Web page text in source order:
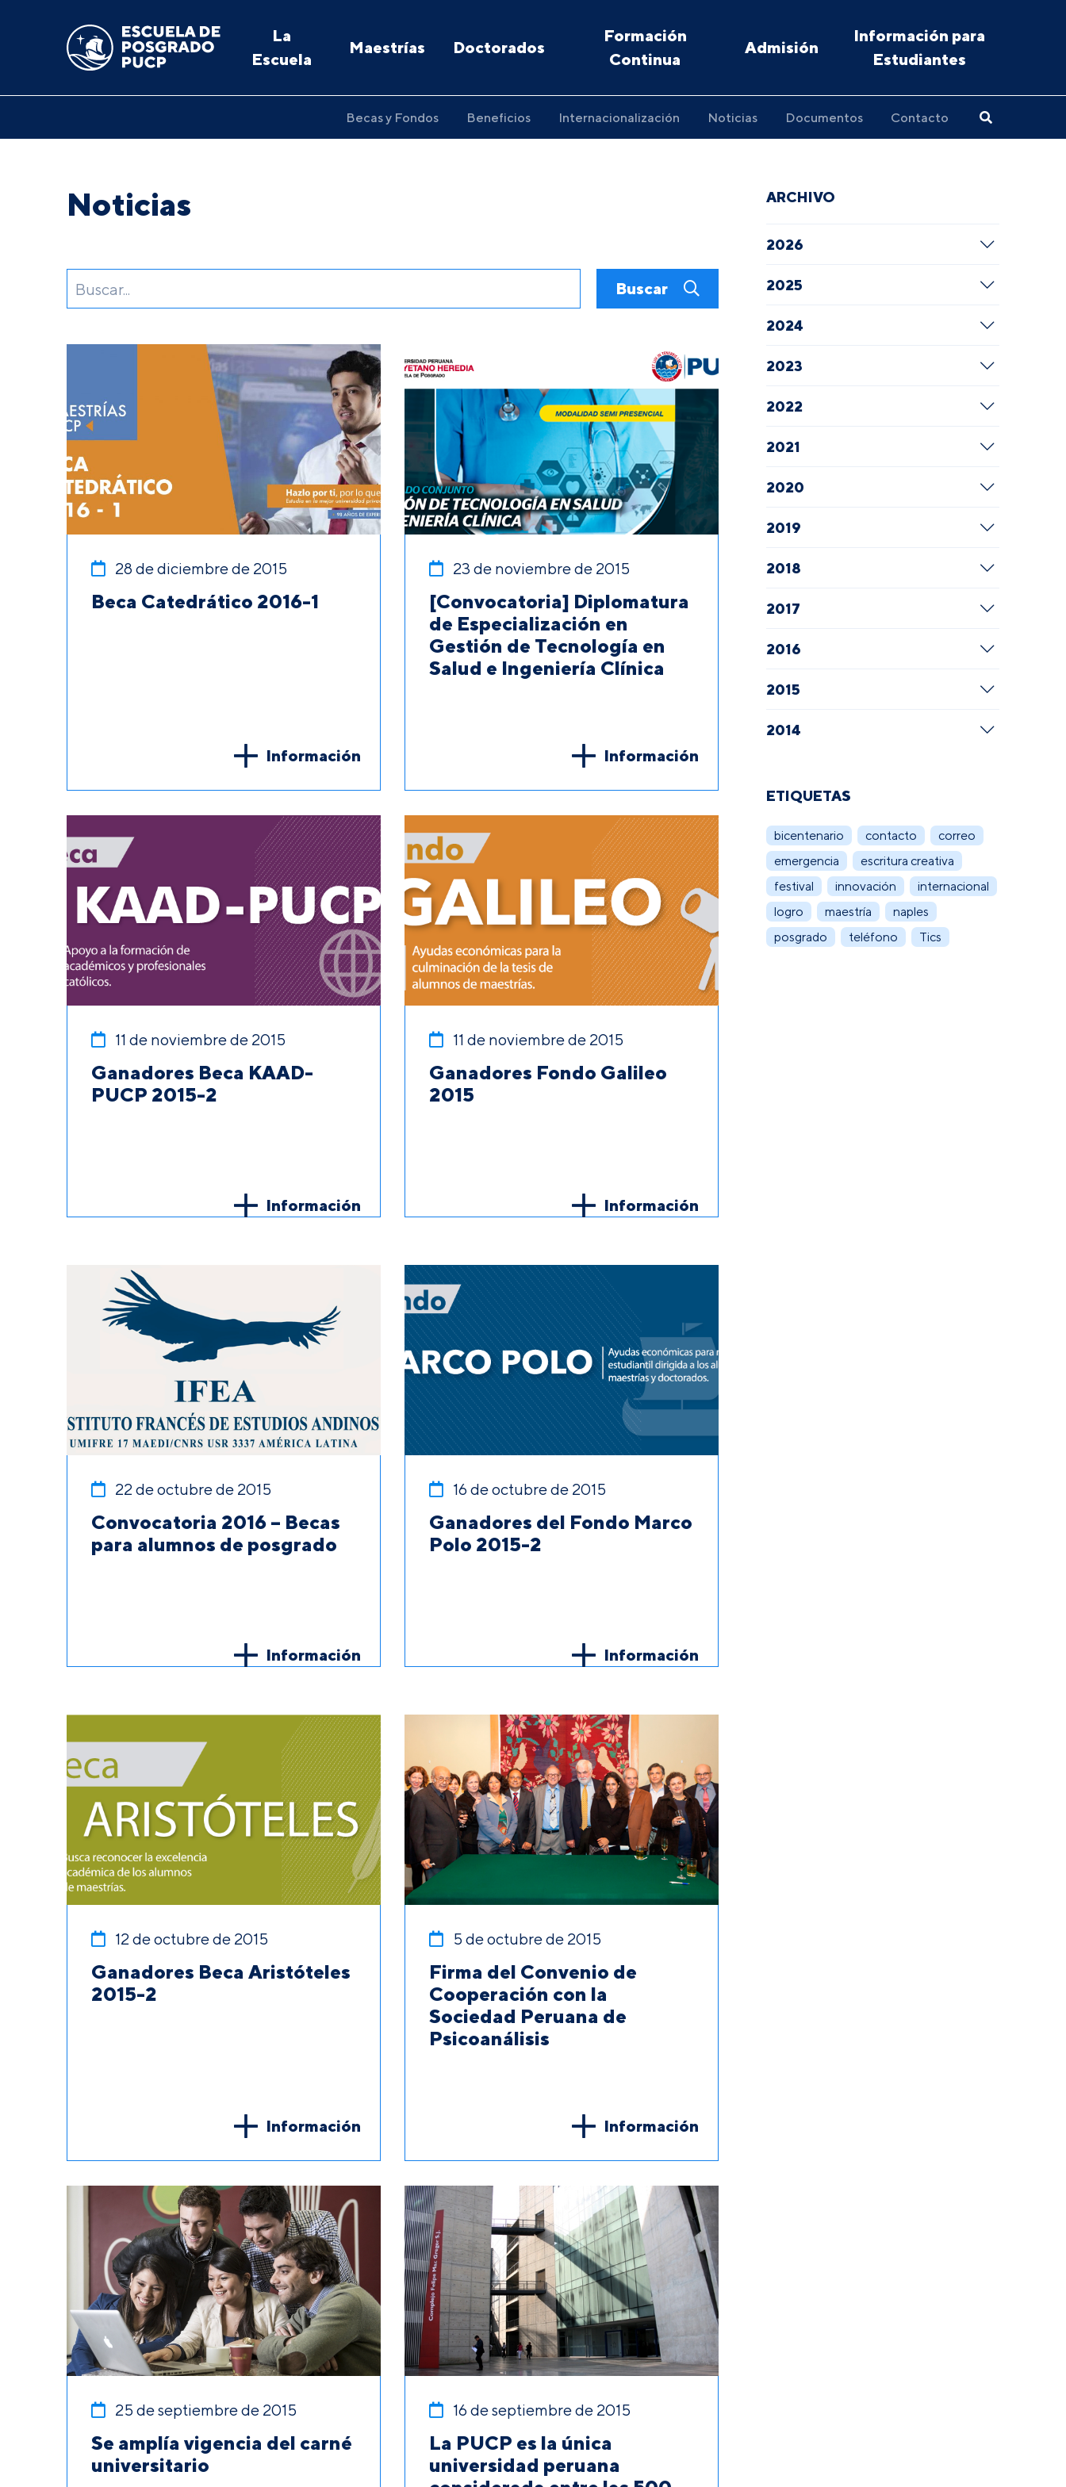
La
Escuela
Maestrías Doctorados
Formación
Continua
Admisión
Información para
Estudiantes
Becas y Fondos Beneficios Internacionalización Noticias Documentos Contacto
Noticias
Buscar
28 de diciembre de 2015
Beca Catedrático 2016-1
Información
23 de noviembre de 2015
[Convocatoria] Diplomatura
de Especialización en
Gestión de Tecnología en
Salud e Ingeniería Clínica
Información
11 de noviembre de 2015
Ganadores Beca KAAD-
PUCP 2015-2
Información
11 de noviembre de 2015
Ganadores Fondo Galileo
2015
Información
22 de octubre de 2015
Convocatoria 2016 – Becas
para alumnos de posgrado
Información
16 de octubre de 2015
Ganadores del Fondo Marco
Polo 2015-2
Información
12 de octubre de 2015
Ganadores Beca Aristóteles
2015-2
Información
5 de octubre de 2015
Firma del Convenio de
Cooperación con la
Sociedad Peruana de
Psicoanálisis
Información
25 de septiembre de 2015
Se amplía vigencia del carné
universitario
16 de septiembre de 2015
La PUCP es la única
universidad peruana
ARCHIVO
2026
2025
2024
2023
2022
2021
2020
2019
2018
2017
2016
2015
2014
ETIQUETAS
bicentenario contacto
correo
emergencia
escritura creativa
festival
innovación
internacional
logro
maestría
naples
posgrado
teléfono Tics